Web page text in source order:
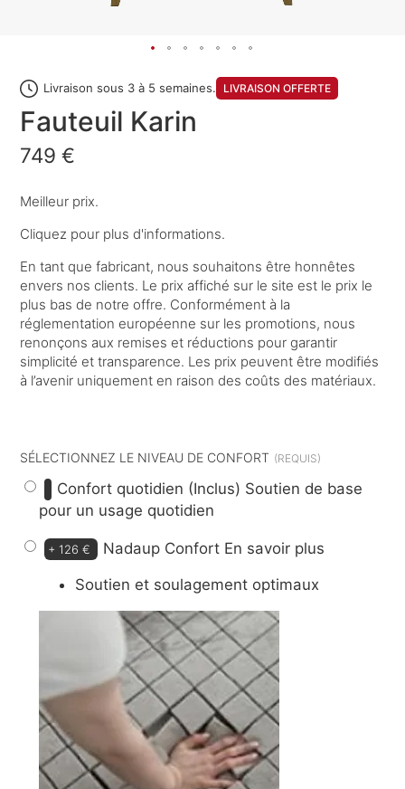
Livraison sous 3 à 5 semaines. LIVRAISON OFFERTE
Fauteuil Karin
749 €
Meilleur prix.
Cliquez pour plus d'informations.
En tant que fabricant, nous souhaitons être honnêtes
envers nos clients. Le prix affiché sur le site est le prix le
plus bas de notre offre. Conformément à la
réglementation européenne sur les promotions, nous
renonçons aux remises et réductions pour garantir
simplicité et transparence. Les prix peuvent être modifiés
à l’avenir uniquement en raison des coûts des matériaux.
SÉLECTIONNEZ LE NIVEAU DE CONFORT
Confort quotidien (Inclus) Soutien de base
pour un usage quotidien
+126 € Nadaup Confort En savoir plus
Soutien et soulagement optimaux